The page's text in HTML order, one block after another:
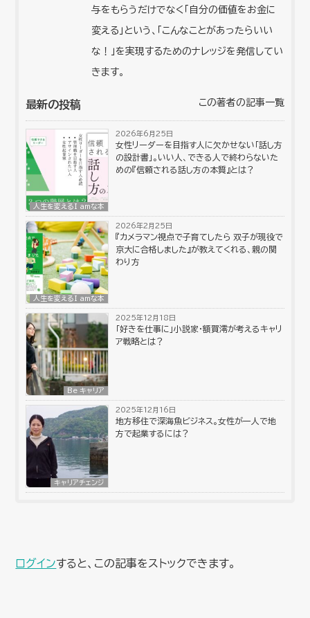
与をもらうだけでなく「自分の価値をお金に
変える」という、「こんなことがあったらいい
な！」を実現するためのナレッジを発信してい
きます。
最新の投稿 この著者の記事一覧
人生を変えるI amな本
2026年6月25日
女性リーダーを目指す人に欠かせない「話し方
の設計書」。いい人、できる人で終わらないた
めの『信頼される話し方の本質』とは？
人生を変えるI amな本
2026年2月25日
『カメラマン視点で子育てしたら 双子が現役で
京大に合格しました』が教えてくれる、親の関
わり方
Be キャリア
2025年12月18日
「好きを仕事に」小説家・額賀澪が考えるキャリ
ア戦略とは？
キャリアチェンジ
2025年12月16日
地方移住で深海魚ビジネス。女性が一人で地
方で起業するには？
ログインすると、この記事をストックできます。